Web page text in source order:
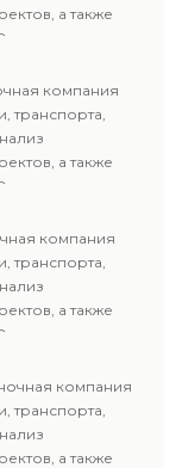
а также
и
для
компания
транспорта,
а также
и
для
компания
транспорта,
а также
и
для
компания
транспорта,
а также